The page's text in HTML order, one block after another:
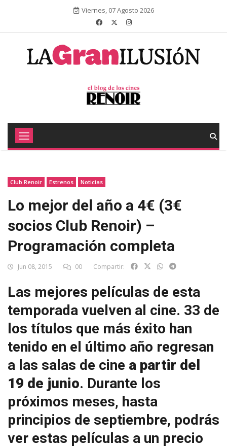
Viernes, 07 Agosto 2026
Club Renoir Estrenos Noticias
Lo mejor del año a 4€ (3€
socios Club Renoir) –
Programación completa
Jun 08, 2015 00 Compartir:
Las mejores películas de esta
temporada vuelven al cine. 33 de
los títulos que más éxito han
tenido en el último año regresan
a las salas de cine a partir del
19 de junio. Durante los
próximos meses, hasta
principios de septiembre, podrás
ver estas películas a un precio